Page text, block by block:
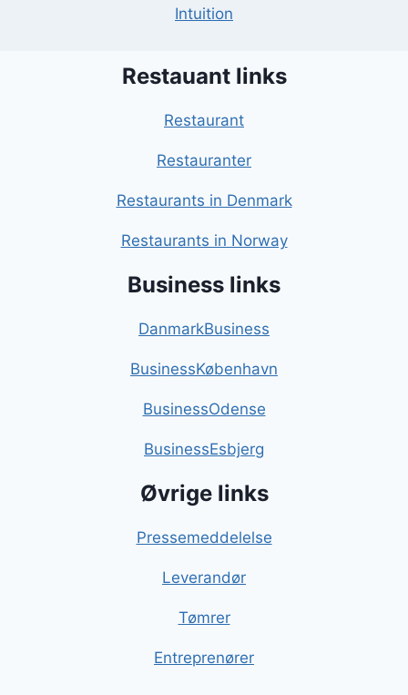
Intuition
Restauant links
Restaurant
Restauranter
Restaurants in Denmark
Restaurants in Norway
Business links
DanmarkBusiness
BusinessKøbenhavn
BusinessOdense
BusinessEsbjerg
Øvrige links
Pressemeddelelse
Leverandør
Tømrer
Entreprenører